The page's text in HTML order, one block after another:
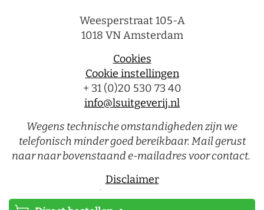
Weesperstraat 105-A
1018 VN Amsterdam
Cookies
Cookie instellingen
+ 31 (0)20 530 73 40
info@lsuitgeverij.nl
Wegens technische omstandigheden zijn we
telefonisch minder goed bereikbaar. Mail gerust
naar naar bovenstaand e-mailadres voor contact.
Disclaimer
Privacystatement